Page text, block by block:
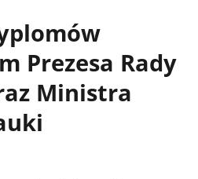
Prezesa Rady
Ministra